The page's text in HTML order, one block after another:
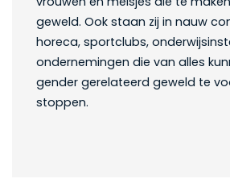
geweld. Ook staan zij in nauw
horeca, sportclubs,
ondernemingen die van alles
gender gerelateerd geweld te
stoppen.